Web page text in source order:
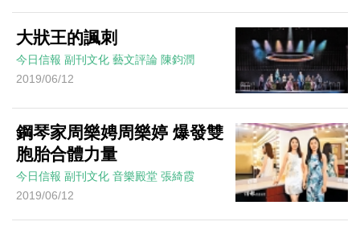
大狀王的諷刺
今日信報 副刊文化 藝文評論 陳鈞潤
2019/06/12
鋼琴家周樂娉周樂婷 爆發雙
胞胎合體力量
今日信報 副刊文化 音樂殿堂 張綺霞
2019/06/12